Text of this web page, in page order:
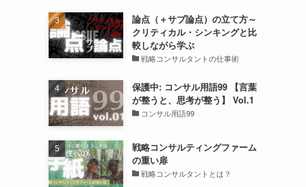
論点（＋サブ論点）の立て方～
クリティカル・シンキングと比
較しながら学ぶ
戦略コンサルタントの仕事術
保護中: コンサル用語99 【言葉
が整うと、思考が整う】 Vol.1
コンサル用語99
戦略コンサルティングファーム
の重い扉
戦略コンサルタントとは？